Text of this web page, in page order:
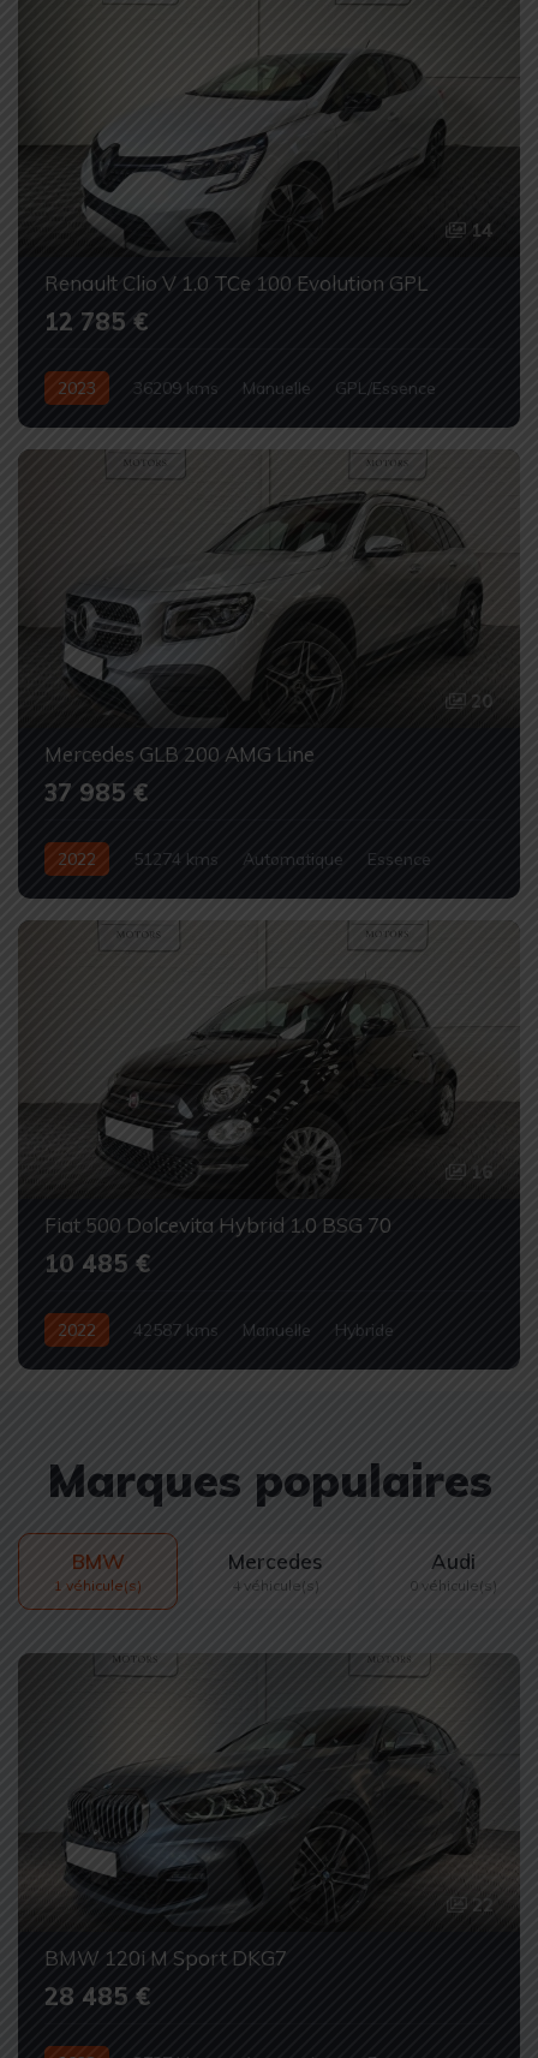
14
Renault Clio V 1.0 TCe 100 Evolution GPL
12 785 €
2023 36209 kms Manuelle
GPL/Essence
20
Mercedes GLB 200 AMG Line
37 985 €
2022 51274 kms Automatique
Essence
16
Fiat 500 Dolcevita Hybrid 1.0 BSG 70
10 485 €
2022 42587 kms Manuelle
Hybride
Marques populaires
BMW
1 véhicule(s)
Mercedes
4 véhicule(s)
Audi
0 véhicule(s)
22
BMW 120i M Sport DKG7
28 485 €